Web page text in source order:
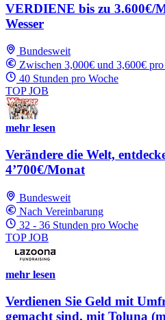
VERDIENE bis zu 3.600€/
Wesser
Bundesweit
Zwischen 3,000€ und 3,600€
40 Stunden pro Woche
TOP JOB
mehr lesen
Verändere die Welt,
4’700€/Monat
Bundesweit
Nach Vereinbarung
32 - 36 Stunden pro Woche
TOP JOB
mehr lesen
Verdienen Sie Geld mit
gemacht sind, mit Toluna